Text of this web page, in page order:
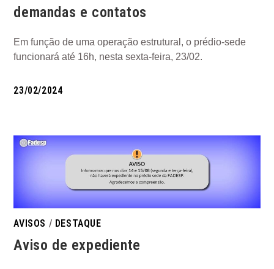
demandas e contatos
Em função de uma operação estrutural, o prédio-sede
funcionará até 16h, nesta sexta-feira, 23/02.
23/02/2024
AVISOS / DESTAQUE
Aviso de expediente